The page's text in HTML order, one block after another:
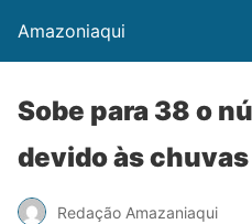
Amazoniaqui
Sobe para 38 o
devido às
Redação Amazaniaqui